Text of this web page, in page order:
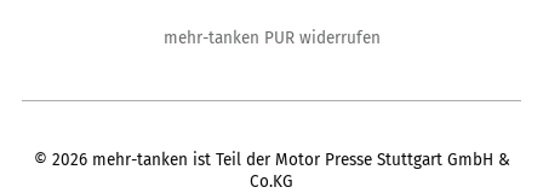
mehr-tanken PUR widerrufen
© 2026 mehr-tanken ist Teil der Motor Presse Stuttgart GmbH &
Co.KG